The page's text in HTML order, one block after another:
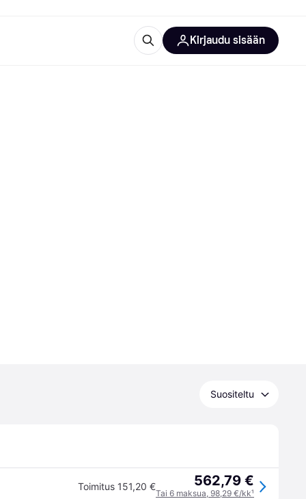
Kirjaudu sisään
Suositeltu
Toimitus 151,20 € 562,79 €
Tai 6 maksua, 98,29 €/kk¹